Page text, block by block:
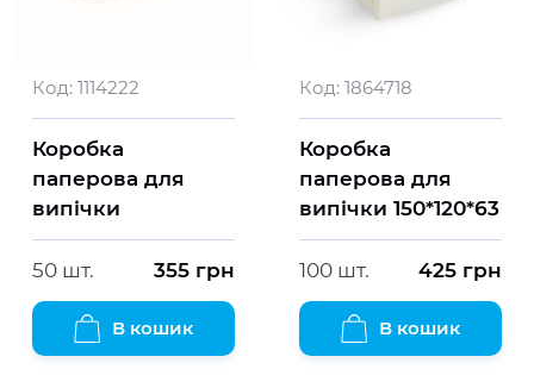
Код: 1114222
Коробка
паперова для
випічки
50 шт. 355 грн
В кошик
Код: 1864718
Коробка
паперова для
випічки 150*120*63
100 шт. 425 грн
В кошик